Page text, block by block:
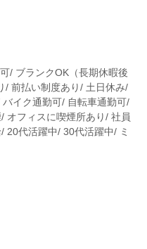
/ ブランクOK（長期休暇後
/ 前払い制度あり/ 土日休み/
イク通勤可/ 自転車通勤可/
オフィスに喫煙所あり/ 社員
20代活躍中/ 30代活躍中/ ミ